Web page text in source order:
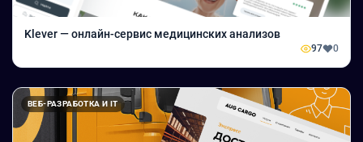
Klever — онлайн-сервис медицинских анализов
97 0
ВЕБ-РАЗРАБОТКА И IT